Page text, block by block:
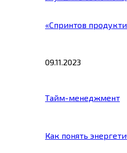
«Спринтов
09.11.2023
Тайм-менеджмент
Как понять